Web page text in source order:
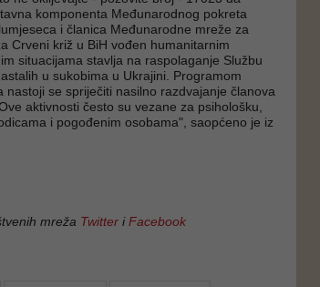
komponenta Međunarodnog pokreta
i članica Međunarodne mreže za
Crveni križ u BiH vođen humanitarnim
situacijama stavlja na raspolaganje Službu
u sukobima u Ukrajini. Programom
nastoji se spriječiti nasilno razdvajanje članova
aktivnosti često su vezane za psihološku,
i pogođenim osobama", saopćeno je iz
mreža Twitter iFacebook